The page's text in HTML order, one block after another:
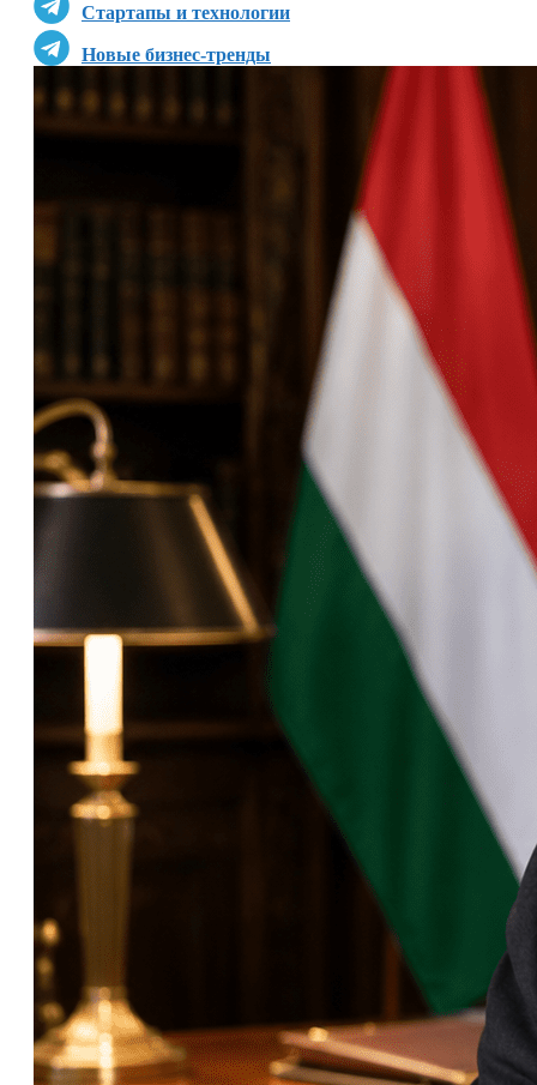
Стартапы и технологии
Новые бизнес-тренды